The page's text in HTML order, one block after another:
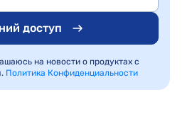
доступ
на новости о продуктах с
Политика Конфиденциальности